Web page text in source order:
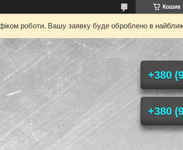
Кошик
роботи. Вашу заявку буде оброблено в
+380
+380